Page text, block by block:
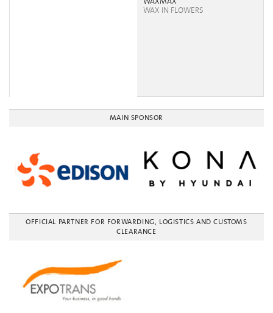
WAX IN FLOWERS
MAIN SPONSOR
OFFICIAL PARTNER FOR FORWARDING, LOGISTICS AND CUSTOMS
CLEARANCE